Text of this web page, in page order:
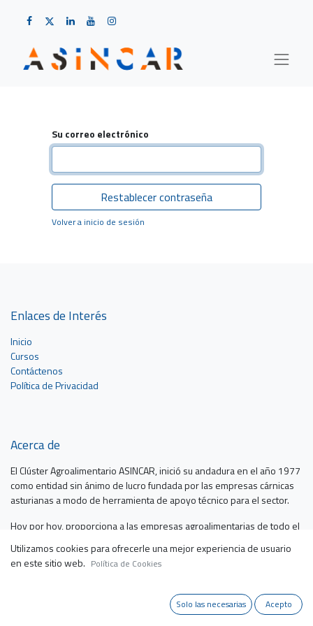
Su correo electrónico
Restablecer contraseña
Volver a inicio de sesión
Enlaces de Interés
Inicio
Cursos
Contáctenos
Política de Privacidad
Acerca de
El Clúster Agroalimentario ASINCAR, inició su andadura en el año 1977
como entidad sin ánimo de lucro fundada por las empresas cárnicas
asturianas a modo de herramienta de apoyo técnico para el sector.
Hoy por hoy, proporciona a las empresas agroalimentarias de todo el
la sostenibilidad y mejora de la competitividad de las empresas.
Utilizamos cookies para ofrecerle una mejor experiencia de usuario
en este sitio web. Política de Cookies
Solo las necesarias Acepto